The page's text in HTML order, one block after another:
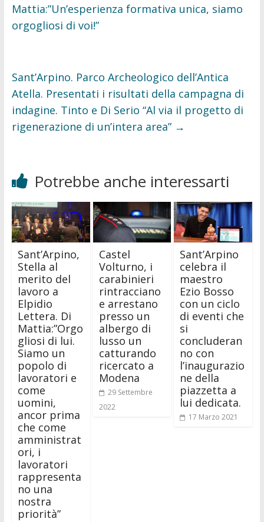
Mattia:”Un’esperienza formativa unica, siamo
orgogliosi di voi!”
Sant’Arpino. Parco Archeologico dell’Antica
Atella. Presentati i risultati della campagna di
indagine. Tinto e Di Serio “Al via il progetto di
rigenerazione di un’intera area” →
Potrebbe anche interessarti
Sant’Arpino,
Stella al
merito del
lavoro a
Elpidio
Lettera. Di
Mattia:”Orgo
gliosi di lui.
Siamo un
popolo di
lavoratori e
come
uomini,
ancor prima
che come
amministrat
ori, i
lavoratori
rappresenta
no una
nostra
priorità”
Castel
Volturno, i
carabinieri
rintracciano
e arrestano
presso un
albergo di
lusso un
catturando
ricercato a
Modena
29 Settembre
2022
Sant’Arpino
celebra il
maestro
Ezio Bosso
con un ciclo
di eventi che
si
concluderan
no con
l’inaugurazio
ne della
piazzetta a
lui dedicata.
17 Marzo 2021